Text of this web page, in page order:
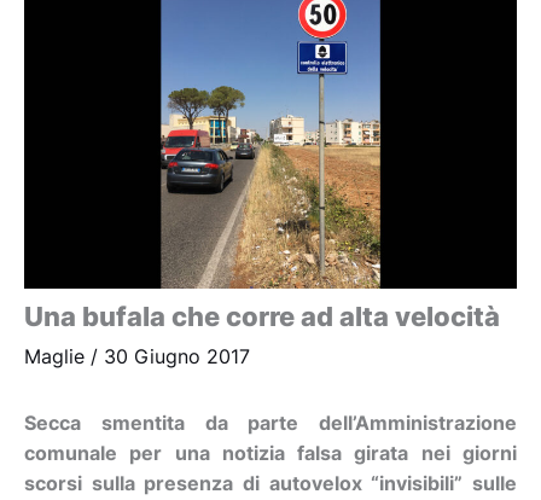
Una bufala che corre ad alta velocità
Maglie / 30 Giugno 2017
Secca smentita da parte dell’Amministrazione
comunale per una notizia falsa girata nei giorni
scorsi sulla presenza di autovelox “invisibili” sulle